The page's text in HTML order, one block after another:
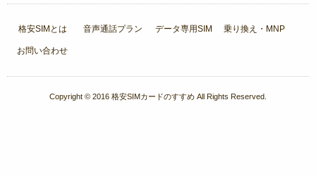
格安SIMとは 音声通話プラン データ専用SIM 乗り換え・MNP
お問い合わせ
Copyright © 2016 格安SIMカードのすすめ All Rights Reserved.